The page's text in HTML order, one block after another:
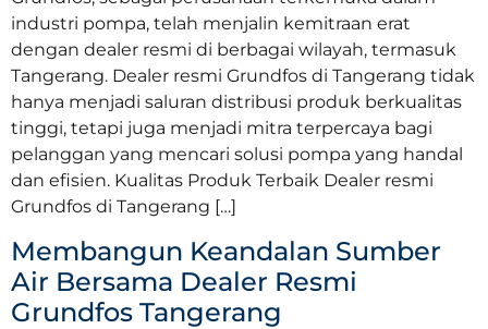
industri pompa, telah menjalin kemitraan erat
dengan dealer resmi di berbagai wilayah, termasuk
Tangerang. Dealer resmi Grundfos di Tangerang tidak
hanya menjadi saluran distribusi produk berkualitas
tinggi, tetapi juga menjadi mitra terpercaya bagi
pelanggan yang mencari solusi pompa yang handal
dan efisien. Kualitas Produk Terbaik Dealer resmi
Grundfos di Tangerang […]
Membangun Keandalan Sumber
Air Bersama Dealer Resmi
Grundfos Tangerang